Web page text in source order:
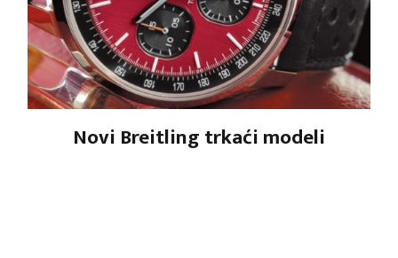
Novi Breitling trkaći modeli